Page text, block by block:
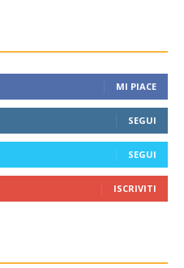
MI PIACE
SEGUI
SEGUI
ISCRIVITI